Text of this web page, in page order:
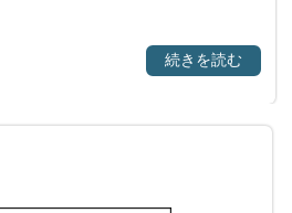
続きを読む